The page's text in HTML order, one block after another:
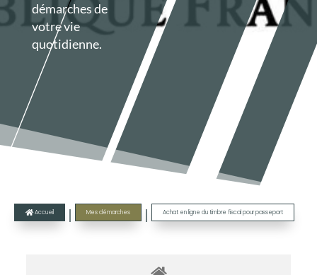
démarches de
votre vie
quotidienne.
 Accueil | Mes démarches | Achat en ligne du timbre fiscal pour passeport